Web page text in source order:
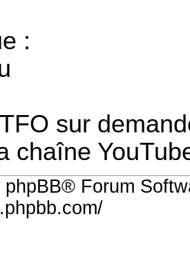
:
sur
chaîne
phpBB® Forum